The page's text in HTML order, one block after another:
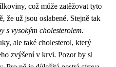
což může zatěžovat tyto
že už jsou oslabené. Stejně tak
s vysokým cholesterolem.
ale také cholesterol, který
zvýšení v krvi. Pozor by si